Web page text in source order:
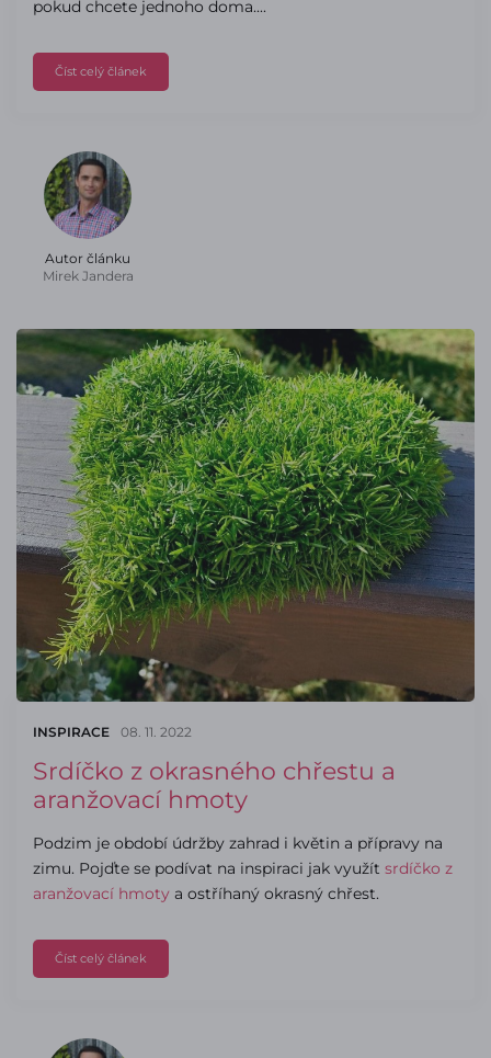
pokud chcete jednoho doma....
Číst celý článek
Autor článku
Mirek Jandera
INSPIRACE 08. 11. 2022
Srdíčko z okrasného chřestu a
aranžovací hmoty
Podzim je období údržby zahrad i květin a přípravy na
zimu. Pojďte se podívat na inspiraci jak využít srdíčko z
aranžovací hmoty a ostříhaný okrasný chřest.
Číst celý článek